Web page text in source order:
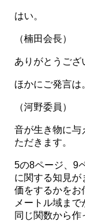
はい。
（楠田会長）
ありがとうござ
ほかにご発言は
（河野委員）
音が生き物に与
ただきます。
5の8ページ、9
に関する知見が
価をするかをお
メートル域まで
同じ関数から